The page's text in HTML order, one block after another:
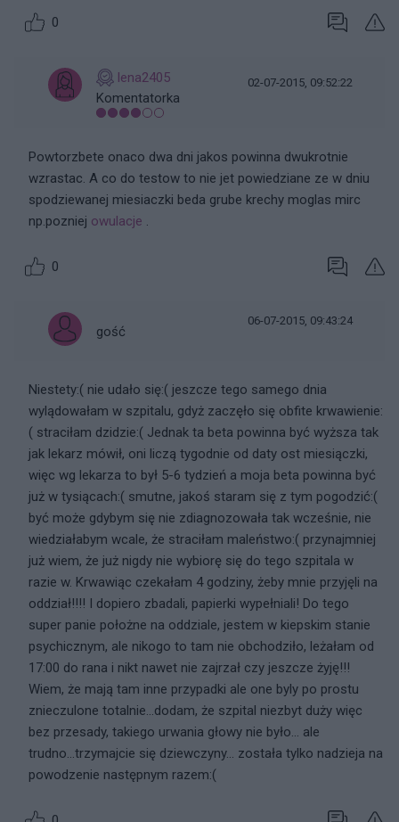
0
lena2405
Komentatorka
02-07-2015, 09:52:22
Powtorzbete onaco dwa dni jakos powinna dwukrotnie
wzrastac. A co do testow to nie jet powiedziane ze w dniu
spodziewanej miesiaczki beda grube krechy moglas mirc
np.pozniej owulacje .
0
gość
06-07-2015, 09:43:24
Niestety:( nie udało się:( jeszcze tego samego dnia
wylądowałam w szpitalu, gdyż zaczęło się obfite krwawienie:
( straciłam dzidzie:( Jednak ta beta powinna być wyższa tak
jak lekarz mówił, oni liczą tygodnie od daty ost miesiączki,
więc wg lekarza to był 5-6 tydzień a moja beta powinna być
już w tysiącach:( smutne, jakoś staram się z tym pogodzić:(
być może gdybym się nie zdiagnozowała tak wcześnie, nie
wiedziałabym wcale, że straciłam maleństwo:( przynajmniej
już wiem, że już nigdy nie wybiorę się do tego szpitala w
razie w. Krwawiąc czekałam 4 godziny, żeby mnie przyjęli na
oddział!!!! I dopiero zbadali, papierki wypełniali! Do tego
super panie położne na oddziale, jestem w kiepskim stanie
psychicznym, ale nikogo to tam nie obchodziło, leżałam od
17:00 do rana i nikt nawet nie zajrzał czy jeszcze żyję!!!
Wiem, że mają tam inne przypadki ale one byly po prostu
znieczulone totalnie...dodam, że szpital niezbyt duży więc
bez przesady, takiego urwania głowy nie było... ale
trudno...trzymajcie się dziewczyny... została tylko nadzieja na
powodzenie następnym razem:(